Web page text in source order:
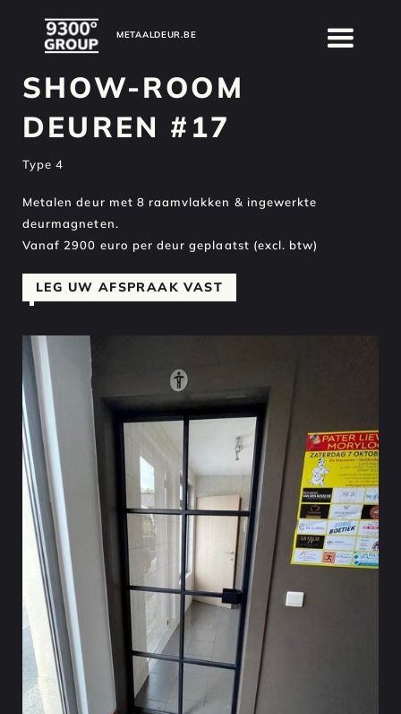
METAALDEUR.BE
METAALDEUR.BE
SHOW-ROOM
DEUREN #17
Type 4
Metalen deur met 8 raamvlakken & ingewerkte
deurmagneten.
Vanaf 2900 euro per deur geplaatst (excl. btw)
LEG UW AFSPRAAK VAST